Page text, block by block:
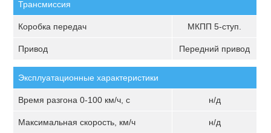
Трансмиссия
Коробка передач МКПП 5-ступ.
Привод Передний привод
Эксплуатационные характеристики
Время разгона 0-100 км/ч, с н/д
Максимальная скорость, км/ч н/д